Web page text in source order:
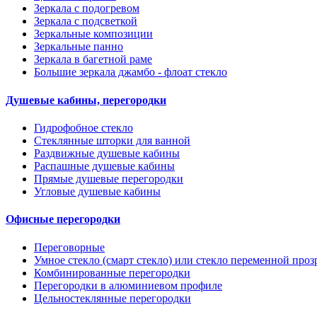
Зеркала с подогревом
Зеркала с подсветкой
Зеркальные композиции
Зеркальные панно
Зеркала в багетной раме
Большие зеркала джамбо - флоат стекло
Душевые кабины, перегородки
Гидрофобное стекло
Стеклянные шторки для ванной
Раздвижные душевые кабины
Распашные душевые кабины
Прямые душевые перегородки
Угловые душевые кабины
Офисные перегородки
Переговорные
Умное стекло (смарт стекло) или стекло переменной
Комбинированные перегородки
Перегородки в алюминиевом профиле
Цельностеклянные перегородки